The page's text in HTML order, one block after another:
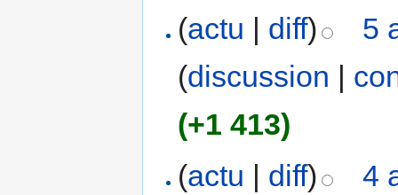
(actu diff)
5
(discussion
(+1 413)
(actu | diff)
4